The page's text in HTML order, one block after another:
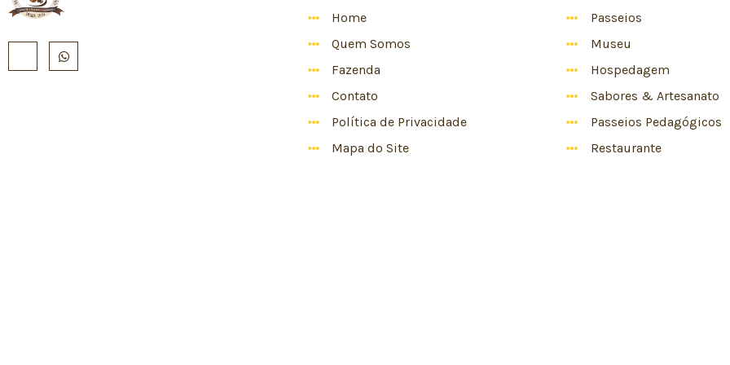
Home
Quem Somos
Fazenda
Contato
Política de Privacidade
Mapa do Site
Passeios
Museu
Hospedagem
Sabores & Artesanato
Passeios Pedagógicos
Restaurante